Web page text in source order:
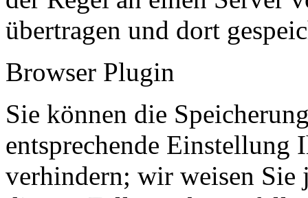
übertragen und dort
Browser Plugin
Sie können die
entsprechende Einstellung
verhindern; wir weisen Sie